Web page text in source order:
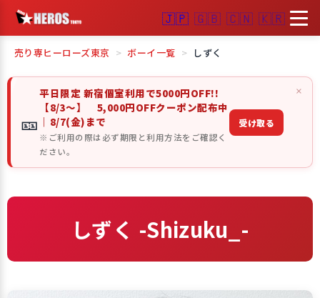
🇯🇵 🇬🇧 🇨🇳 🇰🇷
売り専ヒーローズ東京 ボーイ一覧 しずく
🎫
平日限定 新宿個室利用で5000円OFF!!
【8/3～】 5,000円OFFクーポン配布中
｜8/7(金)まで
※ご利用の際は必ず期限と利用方法をご確認く
ださい。
受け取る
×
しずく -Shizuku_-